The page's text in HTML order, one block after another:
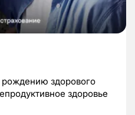
здорового
здоровье